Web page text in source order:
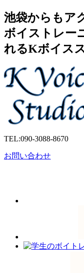
池袋からもア
ボイストレー
れるKボイス
TEL:090-3088-8670
お問い合わせ